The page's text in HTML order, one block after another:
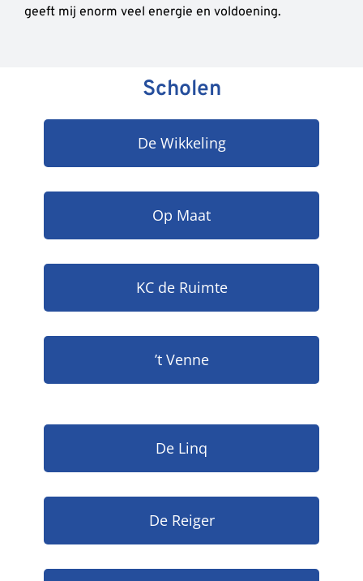
geeft mij enorm veel energie en voldoening.
Scholen
De Wikkeling
Op Maat
KC de Ruimte
’t Venne
De Linq
De Reiger